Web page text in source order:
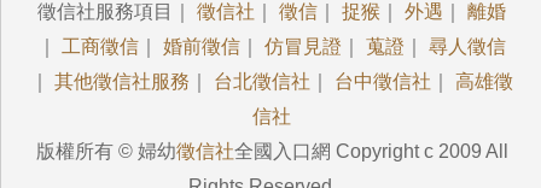
徵信社服務項目｜ 徵信社 徵信 捉猴 外遇
離婚
工商徵信 婚前徵信 仿冒見證 蒐證
尋人徵信
其他徵信社服務 台北徵信社 台中徵信社
高雄徵
信社
版權所有 © 婦幼徵信社全國入口網 Copyright c 2009 All